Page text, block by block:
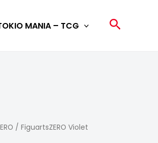
MANIA – TCG Search
/ FiguartsZERO Violet